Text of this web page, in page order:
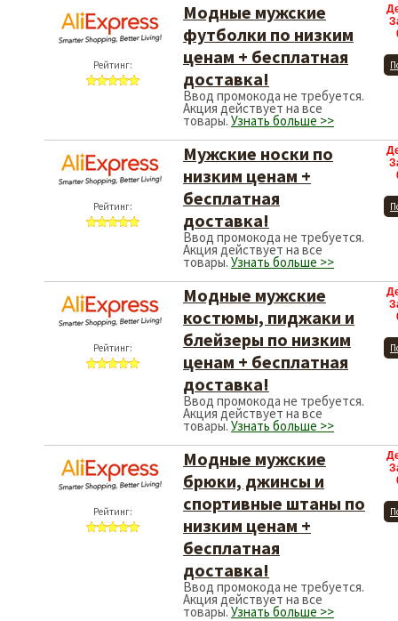
Рейтинг:
Модные мужские
футболки по низким
ценам + бесплатная
доставка!
Ввод промокода не требуется.
Акция действует на все
товары. Узнать больше >>
Рейтинг:
Мужские носки по
низким ценам +
бесплатная
доставка!
Ввод промокода не требуется.
Акция действует на все
товары. Узнать больше >>
Рейтинг:
Модные мужские
костюмы, пиджаки и
блейзеры по низким
ценам + бесплатная
доставка!
Ввод промокода не требуется.
Акция действует на все
товары. Узнать больше >>
Рейтинг:
Модные мужские
брюки, джинсы и
спортивные штаны по
низким ценам +
бесплатная
доставка!
Ввод промокода не требуется.
Акция действует на все
товары. Узнать больше >>